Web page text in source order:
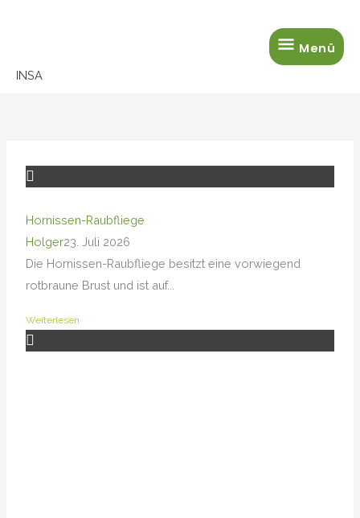
INSA
Menü
Menü
Hornissen-Raubfliege
Holger23. Juli 2026
Die Hornissen-Raubfliege besitzt eine vorwiegend
rotbraune Brust und ist auf...
Weiterlesen